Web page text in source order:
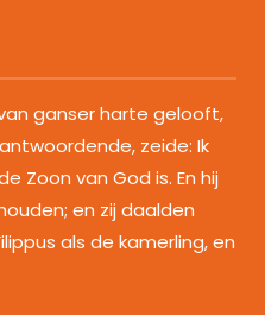
ganser harte gelooft,
zeide: Ik
Zoon van God is. En hij
en zij daalden
als de kamerling, en